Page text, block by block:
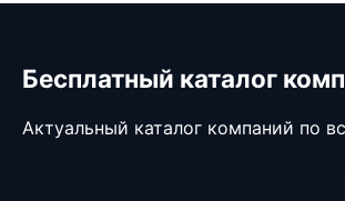
Бесплатный каталог
Актуальный каталог компаний по